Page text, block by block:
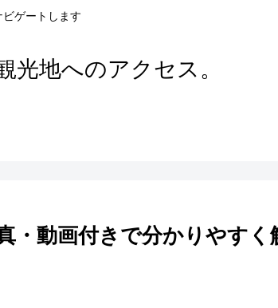
ゲートします
地へのアクセス。
・動画付きで分かりやすく